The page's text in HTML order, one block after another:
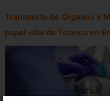
Transporte de Órganos y
papel vital de Técnico en